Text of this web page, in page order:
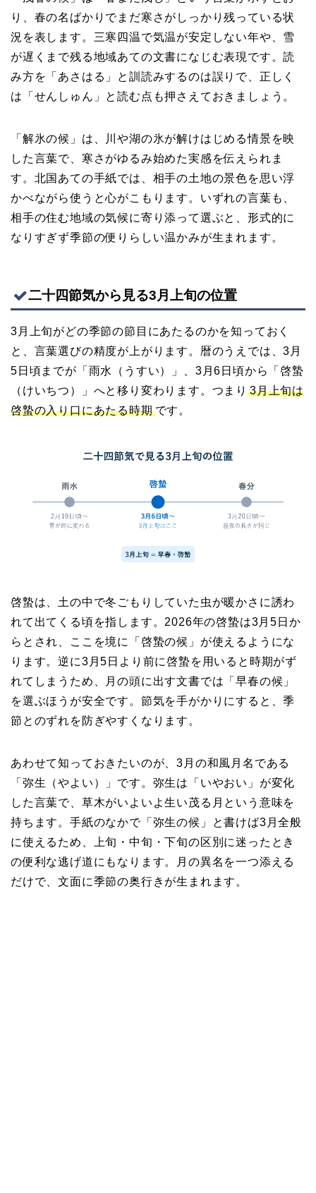
り、春の名ばかりでまだ寒さがしっかり残っている状
況を表します。三寒四温で気温が安定しない年や、雪
が遅くまで残る地域あての文書になじむ表現です。読
み方を「あさはる」と訓読みするのは誤りで、正しく
は「せんしゅん」と読む点も押さえておきましょう。
「解氷の候」は、川や湖の氷が解けはじめる情景を映
した言葉で、寒さがゆるみ始めた実感を伝えられま
す。北国あての手紙では、相手の土地の景色を思い浮
かべながら使うと心がこもります。いずれの言葉も、
相手の住む地域の気候に寄り添って選ぶと、形式的に
なりすぎず季節の便りらしい温かみが生まれます。
二十四節気から見る3月上旬の位置
3月上旬がどの季節の節目にあたるのかを知っておく
と、言葉選びの精度が上がります。暦のうえでは、3月
5日頃までが「雨水（うすい）」、3月6日頃から「啓蟄
（けいちつ）」へと移り変わります。つまり 3月上旬は
啓蟄の入り口にあたる時期です。
啓蟄は、土の中で冬ごもりしていた虫が暖かさに誘わ
れて出てくる頃を指します。2026年の啓蟄は3月5日か
らとされ、ここを境に「啓蟄の候」が使えるようにな
ります。逆に3月5日より前に啓蟄を用いると時期がず
れてしまうため、月の頭に出す文書では「早春の候」
を選ぶほうが安全です。節気を手がかりにすると、季
節とのずれを防ぎやすくなります。
あわせて知っておきたいのが、3月の和風月名である
「弥生（やよい）」です。弥生は「いやおい」が変化
した言葉で、草木がいよいよ生い茂る月という意味を
持ちます。手紙のなかで「弥生の候」と書けば3月全般
に使えるため、上旬・中旬・下旬の区別に迷ったとき
の便利な逃げ道にもなります。月の異名を一つ添える
だけで、文面に季節の奥行きが生まれます。